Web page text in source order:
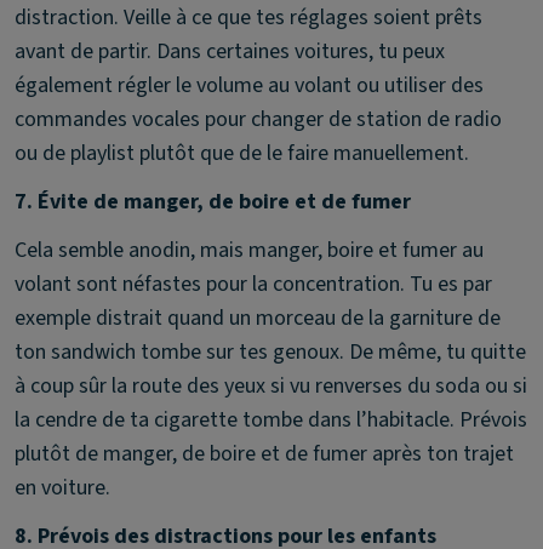
distraction. Veille à ce que tes réglages soient prêts
avant de partir. Dans certaines voitures, tu peux
également régler le volume au volant ou utiliser des
commandes vocales pour changer de station de radio
ou de playlist plutôt que de le faire manuellement.
7. Évite de manger, de boire et de fumer
Cela semble anodin, mais manger, boire et fumer au
volant sont néfastes pour la concentration. Tu es par
exemple distrait quand un morceau de la garniture de
ton sandwich tombe sur tes genoux. De même, tu quitte
à coup sûr la route des yeux si vu renverses du soda ou si
la cendre de ta cigarette tombe dans l’habitacle. Prévois
plutôt de manger, de boire et de fumer après ton trajet
en voiture.
8. Prévois des distractions pour les enfants